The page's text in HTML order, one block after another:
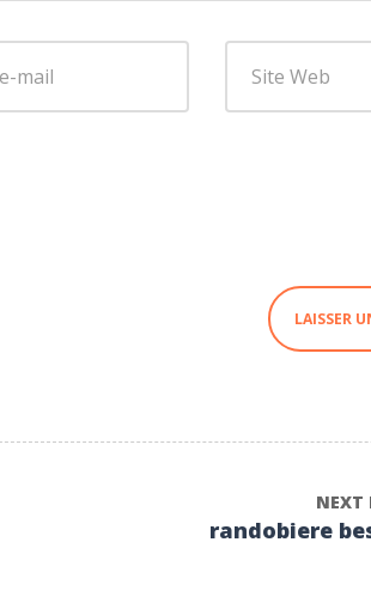
Web
NEXT
randobiere